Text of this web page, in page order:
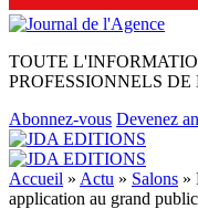
TOUTE
PROFESSIONNELS
Abonnez-vous Devenez
Accueil » Actu » Salons »
application au grand